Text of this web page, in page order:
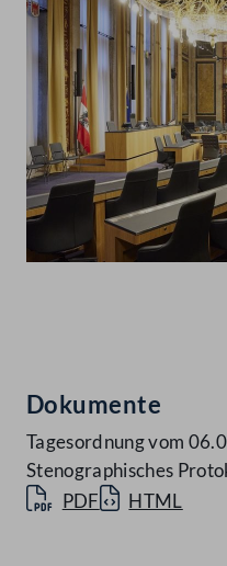
Dokumente
Tagesordnung vom
Stenographisches
PDF
HTML